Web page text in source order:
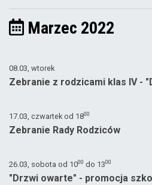
Marzec 2022
08.03, wtorek
Zebranie z rodzicami klas IV -
17.03, czwartek od 1800
Zebranie Rady Rodziców
26.03, sobota od 1000 do 1300
"Drzwi owarte" - promocja